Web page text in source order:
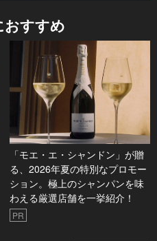
おすすめ
「モエ・エ・シャンドン」が贈
る、2026年夏の特別なプロモー
ション。極上のシャンパンを味
わえる厳選店舗を一挙紹介！
PR